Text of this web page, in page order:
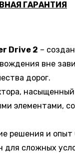
ГАРАНТИЯ
Drive 2 –
вне
дорог.
насыщенный
элементами,
решения и
для сложных